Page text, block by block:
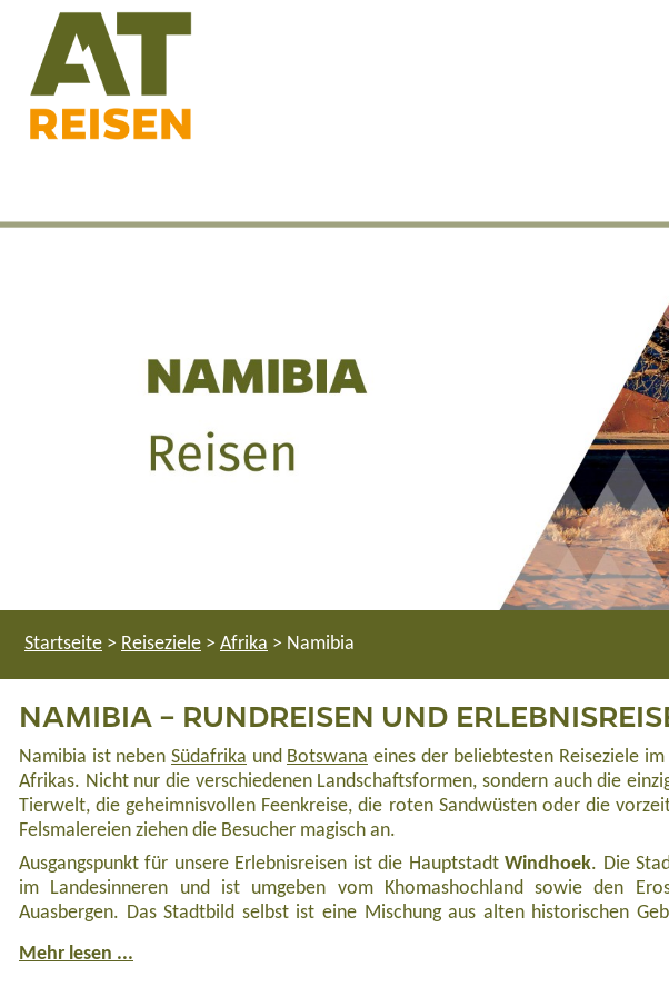
Startseite > Reiseziele > Afrika > Namibia
NAMIBIA – RUNDREISEN UND
Namibia ist neben Südafrika und Botswana eines der beliebtesten Reiseziele im
Afrikas. Nicht nur die verschiedenen Landschaftsformen, sondern auch die
Tierwelt, die geheimnisvollen Feenkreise, die roten Sandwüsten oder die
Felsmalereien ziehen die Besucher magisch an.
Ausgangspunkt für unsere Erlebnisreisen ist die Hauptstadt Windhoek. Die
im Landesinneren und ist umgeben vom Khomashochland sowie den
Auasbergen. Das Stadtbild selbst ist eine Mischung aus alten historischen
Mehr lesen ...